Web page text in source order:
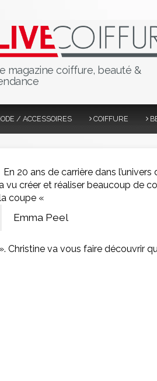
magazine coiffure, beauté &
/ ACCESSOIRES COIFFURE
En 20 ans de carrière dans
vu créer et réaliser beaucoup de
coupe «
Emma Peel
». Christine va vous faire découvrir